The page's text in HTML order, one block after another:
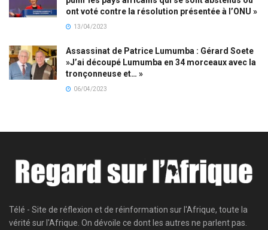
ont voté contre la résolution présentée à l’ONU »
13/04/2023
Assassinat de Patrice Lumumba : Gérard Soete
»J’ai découpé Lumumba en 34 morceaux avec la
tronçonneuse et… »
06/04/2023
Télé - Site de réflexion et de réinformation sur l'Afrique, toute la
vérité sur l'Afrique. On dévoile ce dont les autres ne parlent pas.